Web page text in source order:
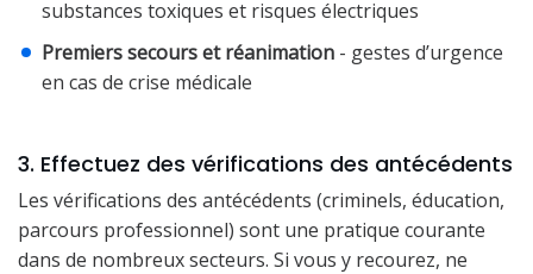
substances toxiques et risques électriques
Premiers secours et réanimation - gestes d’urgence
en cas de crise médicale
3. Effectuez des vérifications des antécédents
Les vérifications des antécédents (criminels, éducation,
parcours professionnel) sont une pratique courante
dans de nombreux secteurs. Si vous y recourez, ne